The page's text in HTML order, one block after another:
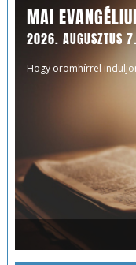
MAI
2026. AUGUSZTUS 7.
Hogy örömhírrel